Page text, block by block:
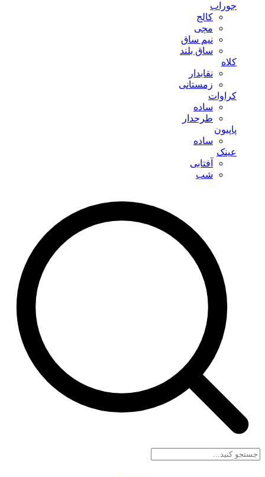
جوراب
کالج
مچی
نیم ساق
ساق بلند
کلاه
نقابدار
زمستانی
کراوات
ساده
طرحدار
پاپیون
ساده
عینک
آفتابی
شب